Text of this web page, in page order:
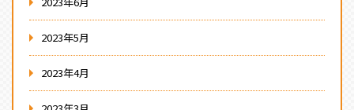
2023年5月
2023年4月